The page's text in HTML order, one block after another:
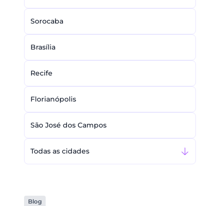
Sorocaba
Brasília
Recife
Florianópolis
São José dos Campos
Todas as cidades
Blog